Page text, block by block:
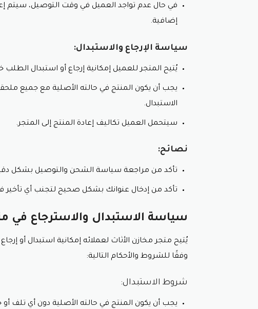
تمارا:
يمكنك مراجعة موقع متجر مخازن الأثاث
لا تنسى استعمال قسيمة شراء مخازن الاثاث
اختر طريقة الدفع التي تُناسب احتياجاتك و
في حال عدم تواجد العميل في وقت التوصيل، سيتم
إضافية.
سياسة الإرجاع والاستبدال:
يُتيح المتجر للعميل إمكانية إرجاع أو استبدال الطلب خلال 14 يومًا من تاريخ
يجب أن يكون المنتج في حالته الأصلية مع جميع
الاستبدال.
سيتحمل العميل تكاليف إعادة المنتج إلى المتجر.
نصائح:
تأكد من مراجعة سياسة الشحن والتوصيل بشكل
تأكد من إدخال عنوانك بشكل صحيح لتجنب أي تأخير
سياسة الاستبدال والاسترجاع في
وفقًا للشروط والأحكام التالية:
شروط الاستبدال:
يجب أن يكون المنتج في حالته الأصلية دون أي تلف